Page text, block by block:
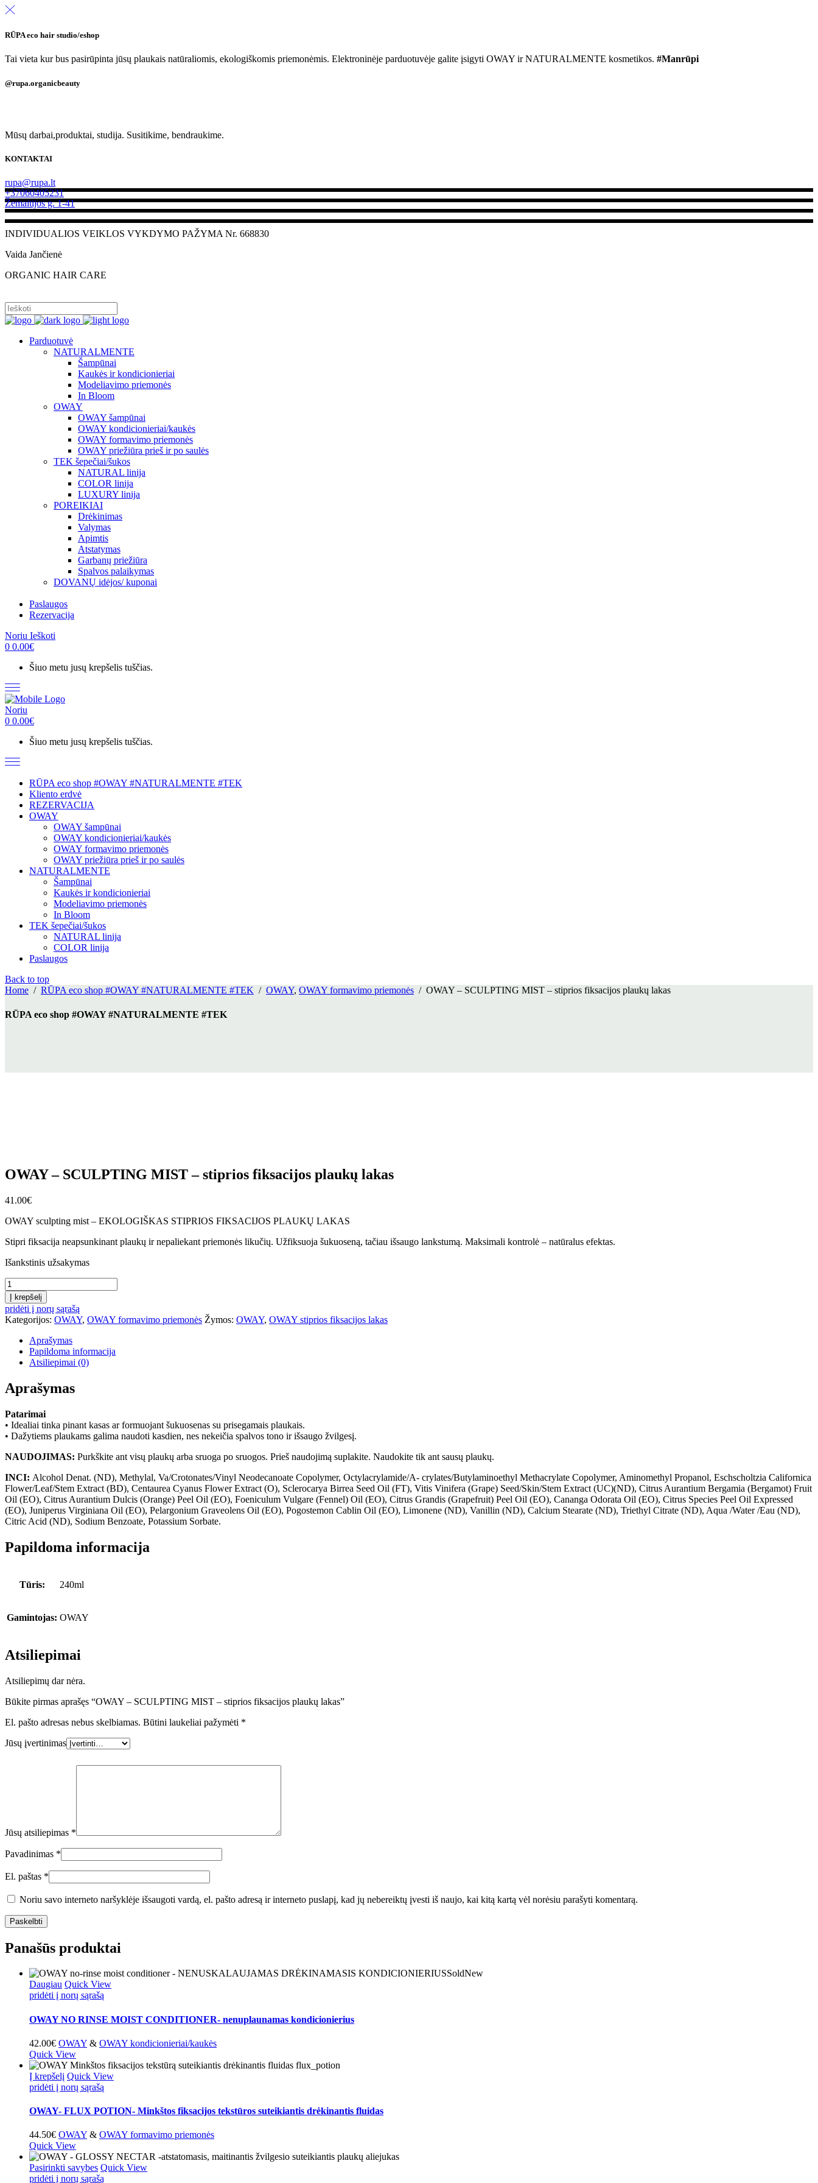
RŪPA eco hair studio/eshop
Tai vieta kur bus pasirūpinta jūsų plaukais natūraliomis, ekologiškomis priemonėmis. Elektroninėje parduotuvėje galite įsigyti OWAY ir NATURALMENTE kosmetikos. #Manrūpi
@rupa.organicbeauty
Mūsų darbai,produktai, studija. Susitikime, bendraukime.
KONTAKTAI
rupa@rupa.lt
+37060405231
Žemaitijos g. 1-41
INDIVIDUALIOS VEIKLOS VYKDYMO PAŽYMA Nr. 668830
Vaida Jančienė
ORGANIC HAIR CARE
Parduotuvė
NATURALMENTE
Šampūnai
Kaukės ir kondicionieriai
Modeliavimo priemonės
In Bloom
OWAY
OWAY šampūnai
OWAY kondicionieriai/kaukės
OWAY formavimo priemonės
OWAY priežiūra prieš ir po saulės
TEK šepečiai/šukos
NATURAL linija
COLOR linija
LUXURY linija
POREIKIAI
Drėkinimas
Valymas
Apimtis
Atstatymas
Garbanų priežiūra
Spalvos palaikymas
DOVANŲ idėjos/ kuponai
Paslaugos
Rezervacija
Noriu Ieškoti
0 0.00€
Šiuo metu jusų krepšelis tuščias.
Noriu
0 0.00€
Šiuo metu jusų krepšelis tuščias.
RŪPA eco shop #OWAY #NATURALMENTE #TEK
Kliento erdvė
REZERVACIJA
OWAY
OWAY šampūnai
OWAY kondicionieriai/kaukės
OWAY formavimo priemonės
OWAY priežiūra prieš ir po saulės
NATURALMENTE
Šampūnai
Kaukės ir kondicionieriai
Modeliavimo priemonės
In Bloom
TEK šepečiai/šukos
NATURAL linija
COLOR linija
Paslaugos
Back to top
Home / RŪPA eco shop #OWAY #NATURALMENTE #TEK / OWAY, OWAY formavimo priemonės / OWAY – SCULPTING MIST – stiprios fiksacijos plaukų lakas
RŪPA eco shop #OWAY #NATURALMENTE #TEK
OWAY – SCULPTING MIST – stiprios fiksacijos plaukų lakas
41.00€
OWAY sculpting mist – EKOLOGIŠKAS STIPRIOS FIKSACIJOS PLAUKŲ LAKAS
Stipri fiksacija neapsunkinant plaukų ir nepaliekant priemonės likučių. Užfiksuoja šukuoseną, tačiau išsaugo lankstumą. Maksimali kontrolė – natūralus efektas.
Išankstinis užsakymas
kiekis
Į krepšelį
pridėti į norų sąrašą
Kategorijos: OWAY, OWAY formavimo priemonės Žymos: OWAY, OWAY stiprios fiksacijos lakas
Aprašymas
Papildoma informacija
Atsiliepimai (0)
Aprašymas
Patarimai
• Idealiai tinka pinant kasas ar formuojant šukuosenas su prisegamais plaukais.
• Dažytiems plaukams galima naudoti kasdien, nes nekeičia spalvos tono ir išsaugo žvilgesį.
NAUDOJIMAS: Purkškite ant visų plaukų arba sruoga po sruogos. Prieš naudojimą suplakite. Naudokite tik ant sausų plaukų.
INCI: Alcohol Denat. (ND), Methylal, Va/Crotonates/Vinyl Neodecanoate Copolymer, Octylacrylamide/A- crylates/Butylaminoethyl Methacrylate Copolymer, Aminomethyl Propanol, Eschscholtzia Californica
Flower/Leaf/Stem Extract (BD), Centaurea Cyanus Flower Extract (O), Sclerocarya Birrea Seed Oil (FT), Vitis Vinifera (Grape) Seed/Skin/Stem Extract (UC)(ND), Citrus Aurantium Bergamia (Bergamot) Fruit
Oil (EO), Citrus Aurantium Dulcis (Orange) Peel Oil (EO), Foeniculum Vulgare (Fennel) Oil (EO), Citrus Grandis (Grapefruit) Peel Oil (EO), Cananga Odorata Oil (EO), Citrus Species Peel Oil Expressed
(EO), Juniperus Virginiana Oil (EO), Pelargonium Graveolens Oil (EO), Pogostemon Cablin Oil (EO), Limonene (ND), Vanillin (ND), Calcium Stearate (ND), Triethyl Citrate (ND), Aqua /Water /Eau (ND),
Citric Acid (ND), Sodium Benzoate, Potassium Sorbate.
Papildoma informacija
Tūris: 240ml
Gamintojas: OWAY
Atsiliepimai
Atsiliepimų dar nėra.
Būkite pirmas aprašęs “OWAY – SCULPTING MIST – stiprios fiksacijos plaukų lakas”
El. pašto adresas nebus skelbiamas. Būtini laukeliai pažymėti *
Jūsų įvertinimas
Jūsų atsiliepimas *
Pavadinimas *
El. paštas *
Noriu savo interneto naršyklėje išsaugoti vardą, el. pašto adresą ir interneto puslapį, kad jų nebereiktų įvesti iš naujo, kai kitą kartą vėl norėsiu parašyti komentarą.
Panašūs produktai
SoldNew
Daugiau Quick View
pridėti į norų sąrašą
OWAY NO RINSE MOIST CONDITIONER- nenuplaunamas kondicionierius
42.00€ OWAY & OWAY kondicionieriai/kaukės
Quick View
Į krepšelį Quick View
pridėti į norų sąrašą
OWAY- FLUX POTION- Minkštos fiksacijos tekstūros suteikiantis drėkinantis fluidas
44.50€ OWAY & OWAY formavimo priemonės
Quick View
Pasirinkti savybes This
product
Quick View
pridėti į norų sąrašą